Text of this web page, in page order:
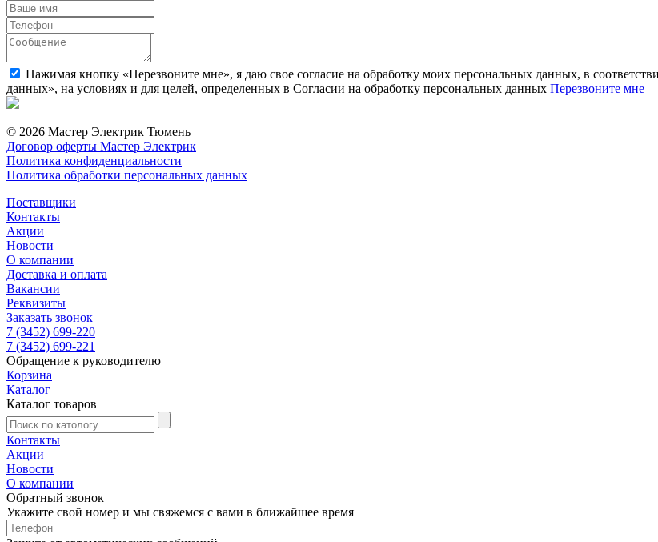
Нажимая кнопку «Перезвоните мне», я даю свое согласие на обработку моих персональных данных, в
данных», на условиях и для целей, определенных в Согласии на обработку персональных данных Перезвоните мне
© 2026 Мастер Электрик Тюмень
Договор оферты Мастер Электрик
Политика конфиденциальности
Политика обработки персональных данных
Поставщики
Контакты
Акции
Новости
О компании
Доставка и оплата
Вакансии
Реквизиты
Заказать звонок
7 (3452) 699-220
7 (3452) 699-221
Обращение к руководителю
Корзина
Каталог
Каталог товаров
Контакты
Акции
Новости
О компании
Обратный звонок
Укажите свой номер и мы свяжемся с вами в ближайшее время